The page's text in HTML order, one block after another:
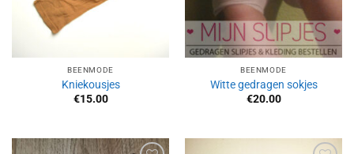
BEENMODE
Kniekousjes
€15.00
BEENMODE
Witte gedragen sokjes
€20.00